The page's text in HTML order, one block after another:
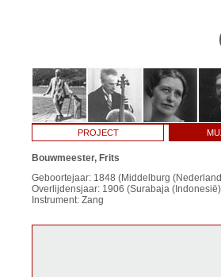
PROJECT
Bouwmeester, Frits
Geboortejaar: 1848 (Middelburg
Overlijdensjaar: 1906 (Surabaja
Instrument: Zang